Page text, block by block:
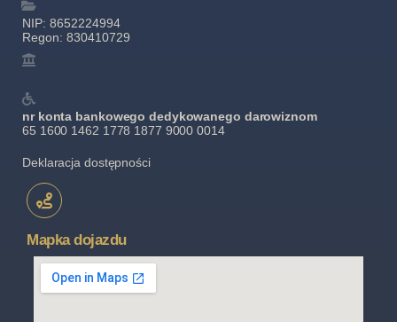
NIP: 8652224994
Regon: 830410729
nr konta bankowego dedykowanego darowiznom
65 1600 1462 1778 1877 9000 0014
Deklaracja dostępności
Mapka dojazdu